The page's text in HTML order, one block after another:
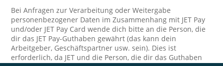
Bei Anfragen zur Verarbeitung oder Weitergabe
personenbezogener Daten im Zusammenhang mit JET Pay
und/oder JET Pay Card wende dich bitte an die Person, die
dir das JET Pay-Guthaben gewährt (das kann dein
Arbeitgeber, Geschäftspartner usw. sein). Dies ist
erforderlich, da JET und die Person, die dir das Guthaben